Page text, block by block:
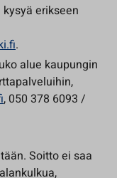
erikseen
.
alue kaupungin
, 050 378 6093 /
Soitto ei saa